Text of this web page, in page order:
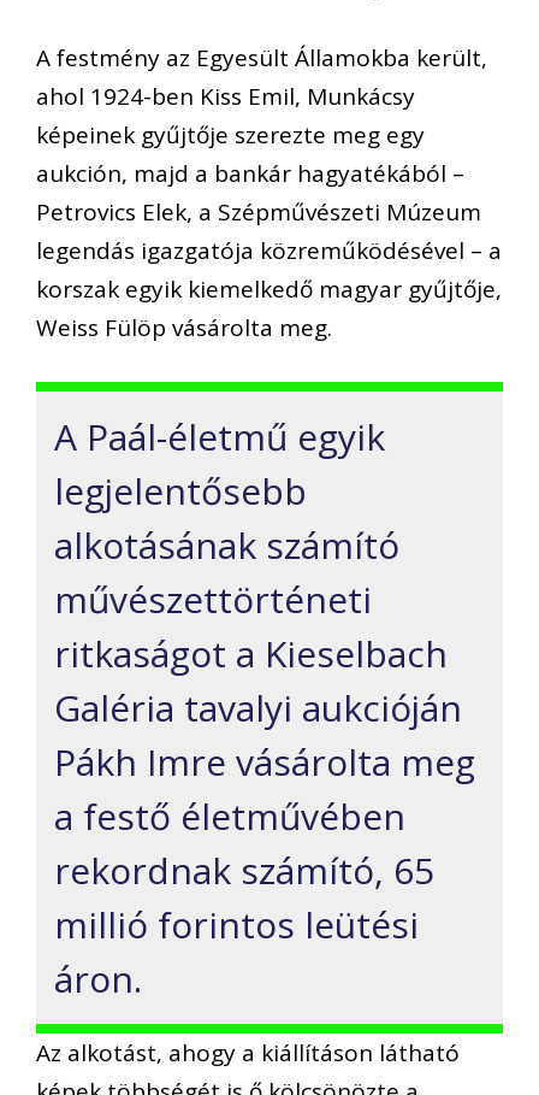
A festmény az Egyesült Államokba került,
ahol 1924-ben Kiss Emil, Munkácsy
képeinek gyűjtője szerezte meg egy
aukción, majd a bankár hagyatékából –
Petrovics Elek, a Szépművészeti Múzeum
legendás igazgatója közreműködésével – a
korszak egyik kiemelkedő magyar gyűjtője,
Weiss Fülöp vásárolta meg.
A Paál-életmű egyik
legjelentősebb
alkotásának számító
művészettörténeti
ritkaságot a Kieselbach
Galéria tavalyi aukcióján
Pákh Imre vásárolta meg
a festő életművében
rekordnak számító, 65
millió forintos leütési
áron.
Az alkotást, ahogy a kiállításon látható